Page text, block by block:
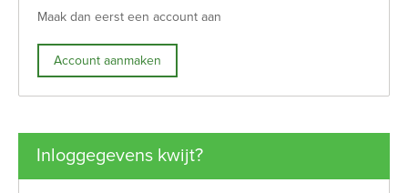
Maak dan eerst een account aan
Account aanmaken
Inloggegevens kwijt?